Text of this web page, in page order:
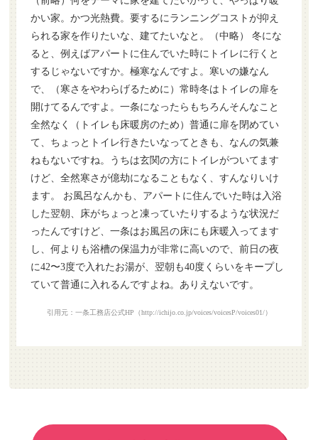
かい家。かつ光熱費。要するにランニングコストが抑え
られる家を作りたいな、建てたいなと。（中略） 冬にな
ると、例えばアパートに住んでいた時にトイレに行くと
するじゃないですか。極寒なんですよ。寒いの嫌なん
で、（寒さをやわらげるために）常時冬はトイレの扉を
開けてるんですよ。一条になったらもちろんそんなこと
全然なく（トイレも床暖房のため）普通に扉を閉めてい
て、ちょっとトイレ行きたいなってときも、なんの気兼
ねもないですね。うちは玄関の方にトイレがついてます
けど、全然寒さが億劫になることもなく、すんなりいけ
ます。 お風呂なんかも、アパートに住んでいた時は入浴
した翌朝、床がちょっと凍っていたりするような状況だ
ったんですけど、一条はお風呂の床にも床暖入ってます
し、何よりも浴槽の保温力が非常に高いので、前日の夜
に42〜3度で入れたお湯が、翌朝も40度くらいをキープし
ていて普通に入れるんですよね。ありえないです。
引用元：一条工務店公式HP（http://ichijo.co.jp/voices/voicesP/voices01/）